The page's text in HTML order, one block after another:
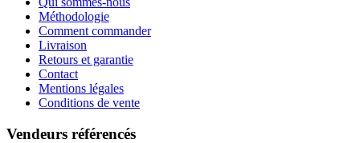
Méthodologie
Comment commander
Livraison
Retours et garantie
Contact
Mentions légales
Conditions de vente
Vendeurs référencés